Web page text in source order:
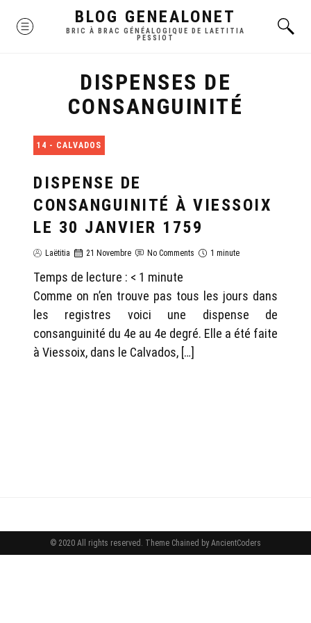
MENU BLOG GENEALONET
BRIC À BRAC GÉNÉALOGIQUE DE LAETITIA
PESSIOT
DISPENSES DE
CONSANGUINITÉ
14 - CALVADOS
DISPENSE DE
CONSANGUINITÉ À VIESSOIX
LE 30 JANVIER 1759
Laëtitia 21 Novembre No Comments 1 minute
Temps de lecture : < 1 minute
Comme on n’en trouve pas tous les jours dans
les registres voici une dispense de
consanguinité du 4e au 4e degré. Elle a été faite
à Viessoix, dans le Calvados, […]
© 2020 All rights reserved. Theme Chained by AncientCoders